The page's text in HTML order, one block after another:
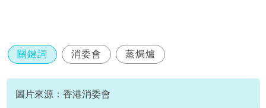
關鍵詞 消委會 蒸焗爐
圖片來源：香港消委會